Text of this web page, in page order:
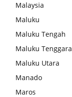
Malaysia
Maluku
Maluku Tengah
Maluku Tenggara
Maluku Utara
Manado
Maros